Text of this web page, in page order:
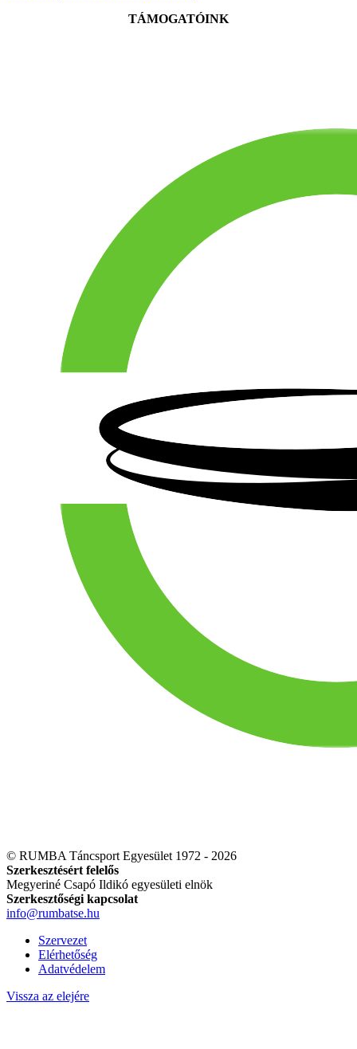
TÁMOGATÓINK
© RUMBA Táncsport Egyesület 1972 - 2026
Szerkesztésért felelős
Megyeriné Csapó Ildikó egyesületi elnök
Szerkesztőségi kapcsolat
info@rumbatse.hu
Szervezet
Elérhetőség
Adatvédelem
Vissza az elejére